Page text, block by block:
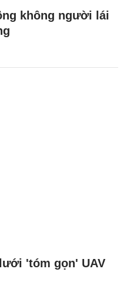
không người lái
'tóm gọn' UAV